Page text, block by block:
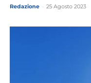
Redazione 25 Agosto 2023